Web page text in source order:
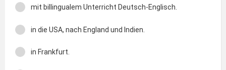
mit billingualem Unterricht Deutsch-Englisch.
in die USA, nach England und Indien.
in Frankfurt.